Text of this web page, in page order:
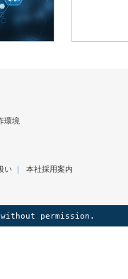
環境
い｜ 本社採用案内
permission.